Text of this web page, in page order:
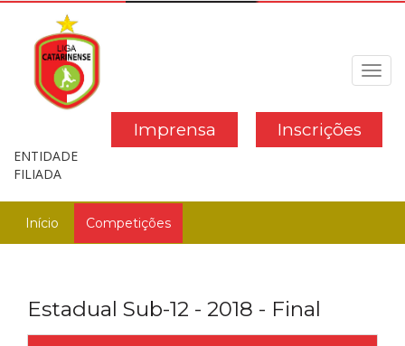
Inscrições
Imprensa
ENTIDADE
FILIADA
Início Competições
Estadual Sub-12 - 2018 - Final